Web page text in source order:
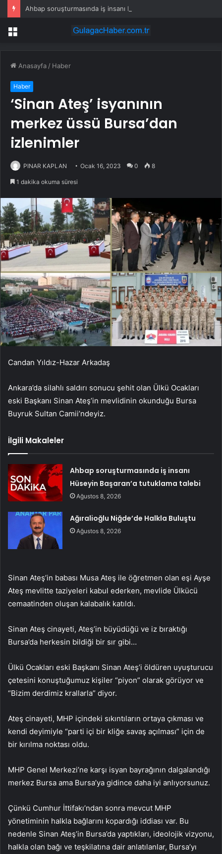
Menü
Anasayfa / Haber
Haber
‘Sinan Ateş’ isyanının
merkez üssü Bursa’dan
izlenimler
PINAR KAPLAN Ocak 16, 2023 0 8
1 dakika okuma süresi
Candan Yıldız-Hazar Arkadaş
Ankara’da silahlı saldırı sonucu şehit olan Ülkü Ocakları
eski Başkanı Sinan Ateş’in mevlidinin okunduğu Bursa
Buyruk Sultan Camii’ndeyiz.
İlgili Makaleler
Ahbap soruşturmasında iş insanı
Hüseyin Başaran’a tutuklama talebi
Ağustos 8, 2026
Ağıralioğlu Niğde’de Halkla Buluştu
Ağustos 8, 2026
Sinan Ateş’in babası Musa Ateş ile öğretmen olan eşi Ayşe
Ateş mevlitte taziyeleri kabul ederken, mevlide Ülkücü
cemaatinden oluşan kalabalık katıldı.
Sinan Ateş cinayeti, Ateş’in büyüdüğü ve iz bıraktığı
Bursa’da herkesin bildiği bir sır gibi…
Ülkü Ocakları eski Başkanı Sinan Ateş’i öldüren uyuşturucu
çetesini konuştuğumuz kişiler “piyon” olarak görüyor ve
“Bizim derdimiz krallarla” diyor.
Ateş cinayeti, MHP içindeki sıkıntıların ortaya çıkması ve
kendi deyimiyle “parti içi bir kliğe savaş açılması” için de
bir kırılma noktası oldu.
MHP Genel Merkezi’ne karşı isyan bayrağının dalgalandığı
merkez Bursa ama Bursa’ya gidince daha iyi anlıyorsunuz.
Çünkü Cumhur İttifakı’ndan sonra mevcut MHP
yönetiminin halkla bağlarını kopardığı iddiası var. Bu
nedenle Sinan Ateş’in Bursa’da yaptıkları, ideolojik vizyonu,
halkla olan bağı ve teşkilatına dair anlatılanlar, Bursa’yı